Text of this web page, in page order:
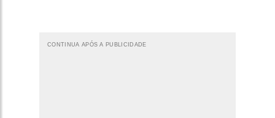
CONTINUA APÓS A PUBLICIDADE